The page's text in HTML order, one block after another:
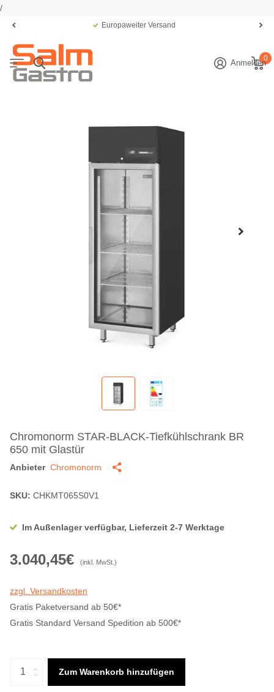
/
Europaweiter Versand
Anmelden0
Chromonorm STAR-BLACK-Tiefkühlschrank BR
650 mit Glastür
Anbieter Chromonorm
SKU: CHKMT065S0V1
Im Außenlager verfügbar, Lieferzeit 2-7 Werktage
3.040,45€ (inkl. MwSt.)
zzgl. Versandkosten
Gratis Paketversand ab 50€*
Gratis Standard Versand Spedition ab 500€*
Zum Warenkorb hinzufügen